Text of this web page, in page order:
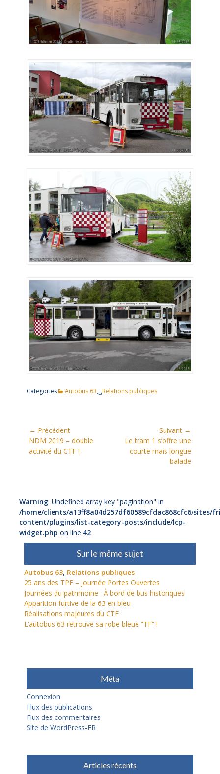
Categories Autobus 63,␣Relations publiques
Navigation
de
l’article
← Précédent
Article
précédent:
NDM 2019 – double
activité du CTF !
Suivant →
Article
suivant:
Le tram 1 s’offre une
courte mais longue
balade
Warning: Undefined array key "pagination" in
/home/clients/a13ff8a04d257df60589cfdac868cfc6/sites/
content/plugins/list-category-posts/include/lcp-
widget.php on line 42
Sur le même sujet
Autobus 63, Relations publiques
25 ans des TPF – Journée Portes Ouvertes
Journées du patrimoine : À bord de bus historiques
Apparition furtive de la 63 en bleu
Réalisations majeures du CTF
L’autobus 63 retrouve sa robe bleue “TF” !
Méta
Connexion
Flux des publications
Flux des commentaires
Site de WordPress-FR
Articles récents